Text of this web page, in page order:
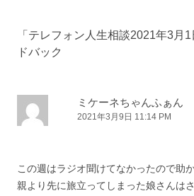
ン
「 テレフォン人生相談2021年3月1
ドバック
ミケーネちゃんふぁん
2021年3月9日 11:14 PM
この週はラジオ聞けてなかったので助
親より先に旅立ってしまった娘さんは